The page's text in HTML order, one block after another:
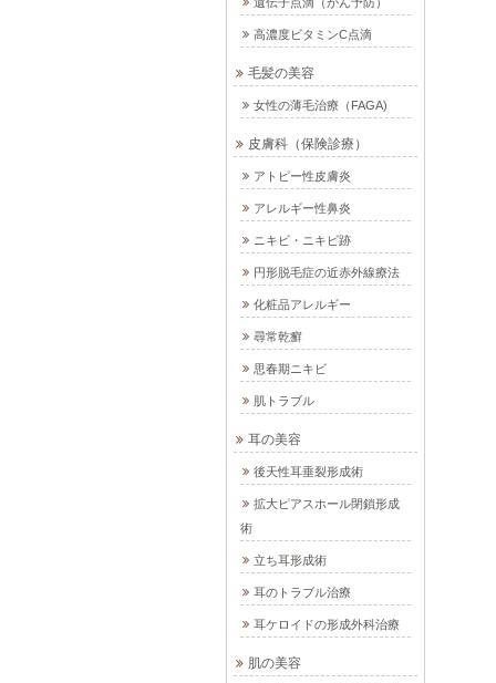
高濃度ビタミンC点滴
毛髪の美容
女性の薄毛治療（FAGA)
皮膚科（保険診療）
アトピー性皮膚炎
アレルギー性鼻炎
ニキビ・ニキビ跡
円形脱毛症の近赤外線療法
化粧品アレルギー
尋常乾癬
思春期ニキビ
肌トラブル
耳の美容
後天性耳垂裂形成術
拡大ピアスホール閉鎖形成
術
立ち耳形成術
耳のトラブル治療
耳ケロイドの形成外科治療
肌の美容